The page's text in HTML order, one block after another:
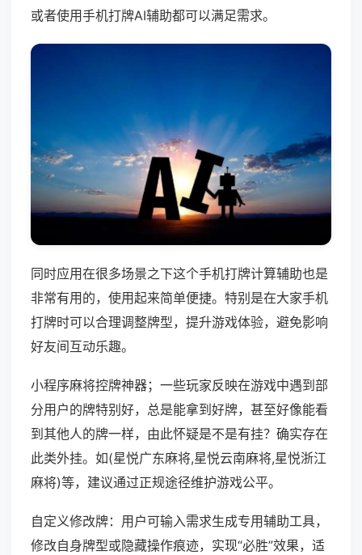
或者使用手机打牌AI辅助都可以满足需求。
同时应用在很多场景之下这个手机打牌计算辅助也是
非常有用的，使用起来简单便捷。特别是在大家手机
打牌时可以合理调整牌型，提升游戏体验，避免影响
好友间互动乐趣。
小程序麻将控牌神器；一些玩家反映在游戏中遇到部
分用户的牌特别好，总是能拿到好牌，甚至好像能看
到其他人的牌一样，由此怀疑是不是有挂？确实存在
此类外挂。如(星悦广东麻将,星悦云南麻将,星悦浙江
麻将)等，建议通过正规途径维护游戏公平。
自定义修改牌：用户可输入需求生成专用辅助工具，
修改自身牌型或隐藏操作痕迹，实现“必胜”效果，适